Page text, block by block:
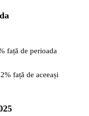
față de perioada
față de aceeași